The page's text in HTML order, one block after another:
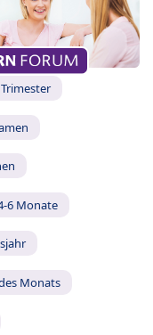
Trimester
6 Monate
Monats